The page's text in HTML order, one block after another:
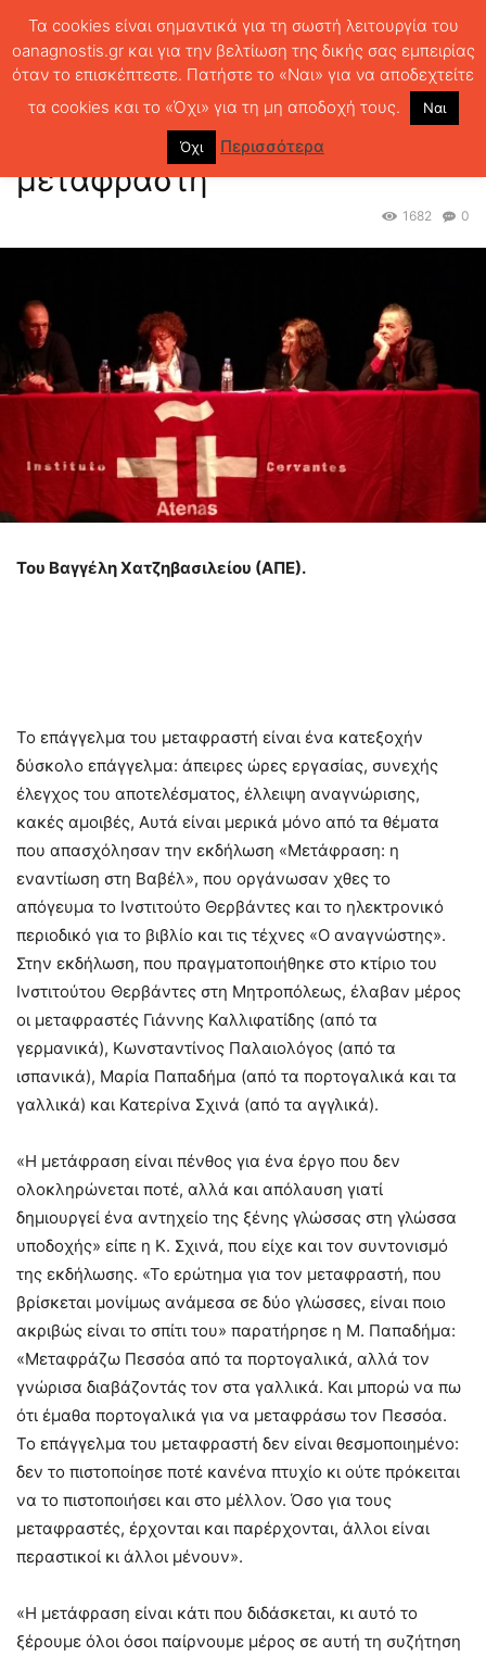
ΕΚΔΗΛΩΣΕΙΣ ΑΝΑΓΝΩΣΤΗ ΕΚΔΗΛΩΣΕΙΣ ΤΟΥ Α
To
δύσκολο επάγγελμα του μεταφραστή
To δύσκολο επάγγελμα του
μεταφραστή
0
1682
Του Βαγγέλη Χατζηβασιλείου (ΑΠΕ).
Το επάγγελμα του μεταφραστή είναι ένα κατεξοχήν
δύσκολο επάγγελμα: άπειρες ώρες εργασίας, συνεχής
έλεγχος του αποτελέσματος, έλλειψη αναγνώρισης,
κακές αμοιβές, Αυτά είναι μερικά μόνο από τα θέματα
που απασχόλησαν την εκδήλωση «Μετάφραση: η
εναντίωση στη Βαβέλ», που οργάνωσαν χθες το
απόγευμα το Ινστιτούτο Θερβάντες και το ηλεκτρονικό
περιοδικό για το βιβλίο και τις τέχνες «Ο αναγνώστης».
Στην εκδήλωση, που πραγματοποιήθηκε στο κτίριο του
Ινστιτούτου Θερβάντες στη Μητροπόλεως, έλαβαν μέρος
οι μεταφραστές Γιάννης Καλλιφατίδης (από τα
γερμανικά), Κωνσταντίνος Παλαιολόγος (από τα
ισπανικά), Μαρία Παπαδήμα (από τα πορτογαλικά και τα
γαλλικά) και Κατερίνα Σχινά (από τα αγγλικά).
«Η μετάφραση είναι πένθος για ένα έργο που δεν
ολοκληρώνεται ποτέ, αλλά και απόλαυση γιατί
δημιουργεί ένα αντηχείο της ξένης γλώσσας στη γλώσσα
υποδοχής» είπε η Κ. Σχινά, που είχε και τον συντονισμό
της εκδήλωσης. «Το ερώτημα για τον μεταφραστή, που
βρίσκεται μονίμως ανάμεσα σε δύο γλώσσες, είναι ποιο
ακριβώς είναι το σπίτι του» παρατήρησε η Μ. Παπαδήμα:
«Μεταφράζω Πεσσόα από τα πορτογαλικά, αλλά τον
γνώρισα διαβάζοντάς τον στα γαλλικά. Και μπορώ να πω
ότι έμαθα πορτογαλικά για να μεταφράσω τον Πεσσόα.
Το επάγγελμα του μεταφραστή δεν είναι θεσμοποιημένο:
δεν το πιστοποίησε ποτέ κανένα πτυχίο κι ούτε πρόκειται
να το πιστοποιήσει και στο μέλλον. Όσο για τους
μεταφραστές, έρχονται και παρέρχονται, άλλοι είναι
περαστικοί κι άλλοι μένουν».
«Η μετάφραση είναι κάτι που διδάσκεται, κι αυτό το
ξέρουμε όλοι όσοι παίρνουμε μέρος σε αυτή τη συζήτηση
Τα cookies είναι σημαντικά για τη σωστή λειτουργία του
oanagnostis.gr και για την βελτίωση της δικής σας εμπειρίας
όταν το επισκέπτεστε. Πατήστε το «Ναι» για να αποδεχτείτε
τα cookies και το «Όχι» για τη μη αποδοχή τους.
Ναι
Όχι Περισσότερα